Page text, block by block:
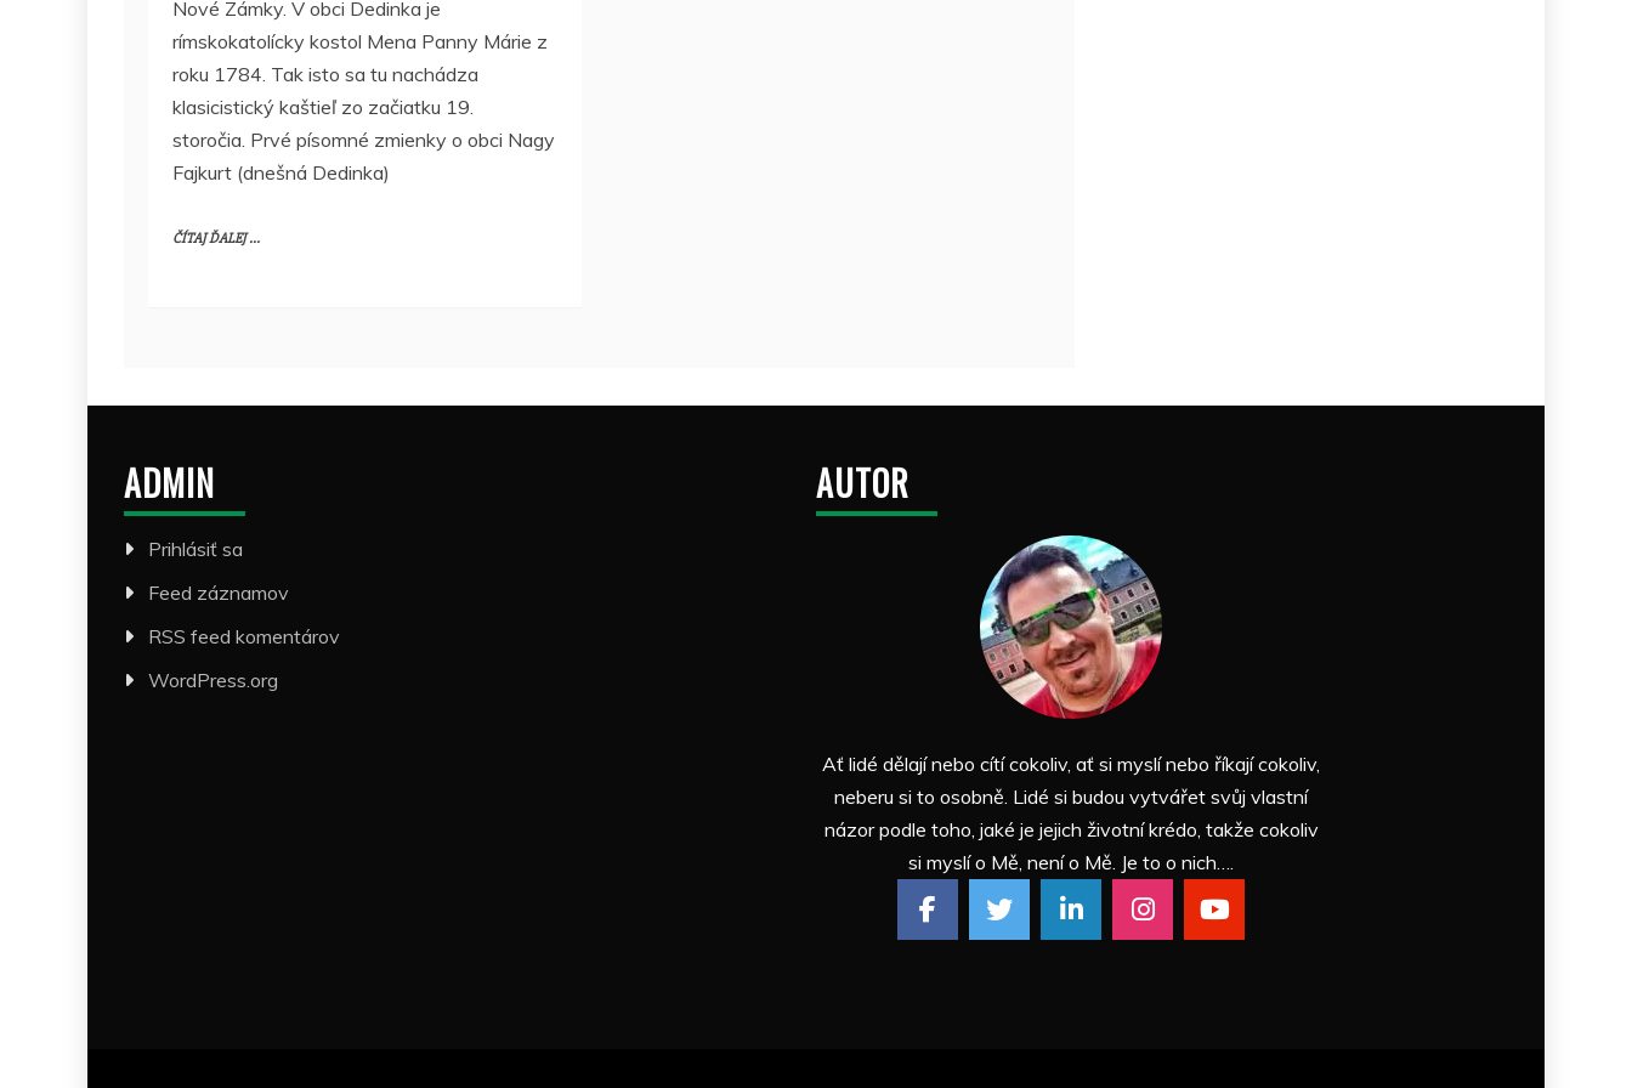
Nové Zámky. V obci Dedinka je
rímskokatolícky kostol Mena Panny Márie z
roku 1784. Tak isto sa tu nachádza
klasicistický kaštieľ zo začiatku 19.
storočia. Prvé písomné zmienky o obci Nagy
Fajkurt (dnešná Dedinka)
ČÍTAJ ĎALEJ ...
ADMIN
Prihlásiť sa
Feed záznamov
RSS feed komentárov
WordPress.org
AUTOR
Ať lidé dělají nebo cítí cokoliv, ať si myslí nebo říkají cokoliv,
neberu si to osobně. Lidé si budou vytvářet svůj vlastní
názor podle toho, jaké je jejich životní krédo, takže cokoliv
si myslí o Mě, není o Mě. Je to o nich….